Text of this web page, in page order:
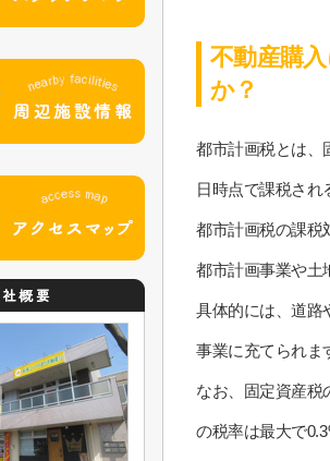
不動産購
か？
都市計画税とは、
日時点で課税され
都市計画税の課税
都市計画事業や土
具体的には、道路
事業に充てられま
なお、固定資産税
の税率は最大で